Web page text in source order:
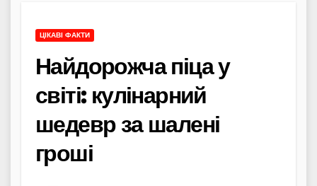
ЦІКАВІ ФАКТИ
Найдорожча піца у
світі: кулінарний
шедевр за шалені
гроші